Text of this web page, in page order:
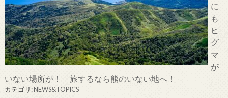
に
も
ヒ
グ
マ
が
いない場所が！ 旅するなら熊のいない地へ！
カテゴリ:NEWS&TOPICS